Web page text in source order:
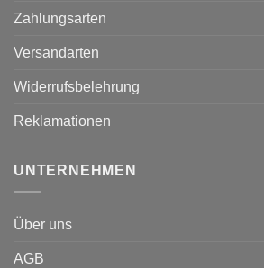
Zahlungsarten
Versandarten
Widerrufsbelehrung
Reklamationen
UNTERNEHMEN
Über uns
AGB